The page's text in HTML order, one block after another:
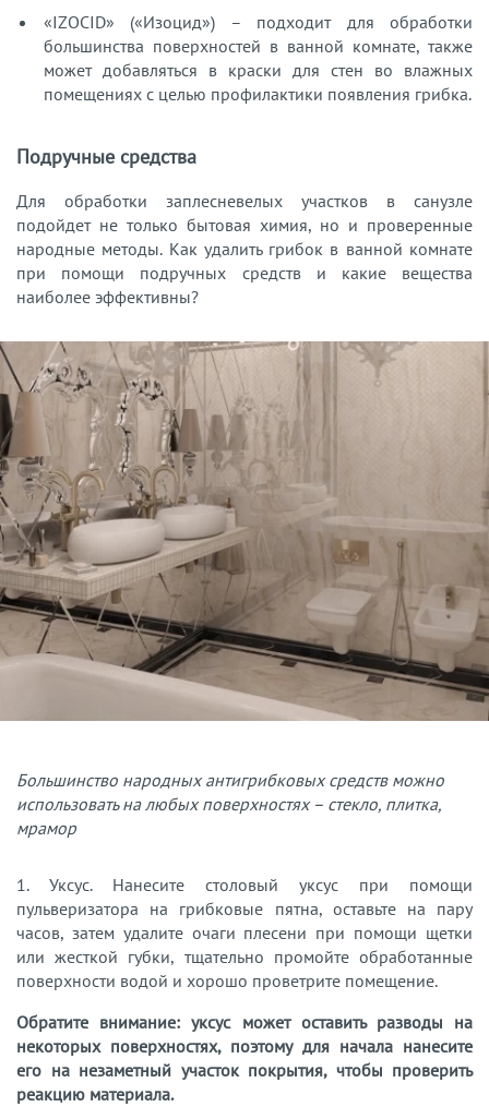
«IZOCID» («Изоцид») – подходит для обработки
большинства поверхностей в ванной комнате, также
может добавляться в краски для стен во влажных
помещениях с целью профилактики появления грибка.
Подручные средства
Для обработки заплесневелых участков в санузле
подойдет не только бытовая химия, но и проверенные
народные методы. Как удалить грибок в ванной комнате
при помощи подручных средств и какие вещества
наиболее эффективны?
Большинство народных антигрибковых средств можно
использовать на любых поверхностях – стекло, плитка,
мрамор
1. Уксус. Нанесите столовый уксус при помощи
пульверизатора на грибковые пятна, оставьте на пару
часов, затем удалите очаги плесени при помощи щетки
или жесткой губки, тщательно промойте обработанные
поверхности водой и хорошо проветрите помещение.
Обратите внимание: уксус может оставить разводы на
некоторых поверхностях, поэтому для начала нанесите
его на незаметный участок покрытия, чтобы проверить
реакцию материала.